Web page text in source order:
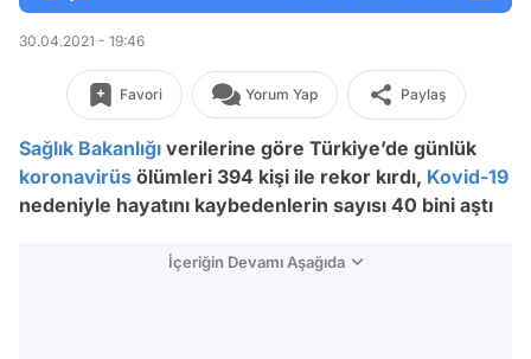
30.04.2021 - 19:46
Favori Yorum Yap Paylaş
Sağlık Bakanlığı verilerine göre Türkiye’de günlük
koronavirüs ölümleri 394 kişi ile rekor kırdı, Kovid-19
nedeniyle hayatını kaybedenlerin sayısı 40 bini aştı
İçeriğin Devamı Aşağıda